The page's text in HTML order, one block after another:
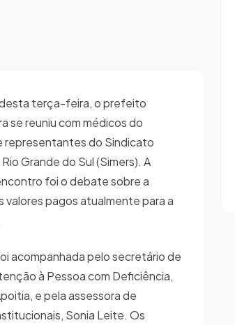
desta terça-feira, o prefeito
se reuniu com médicos do
representantes do Sindicato
Grande do Sul (Simers). A
foi o debate sobre a
valores pagos atualmente para a
acompanhada pelo secretário de
à Pessoa com Deficiência,
e pela assessora de
Sonia Leite. Os